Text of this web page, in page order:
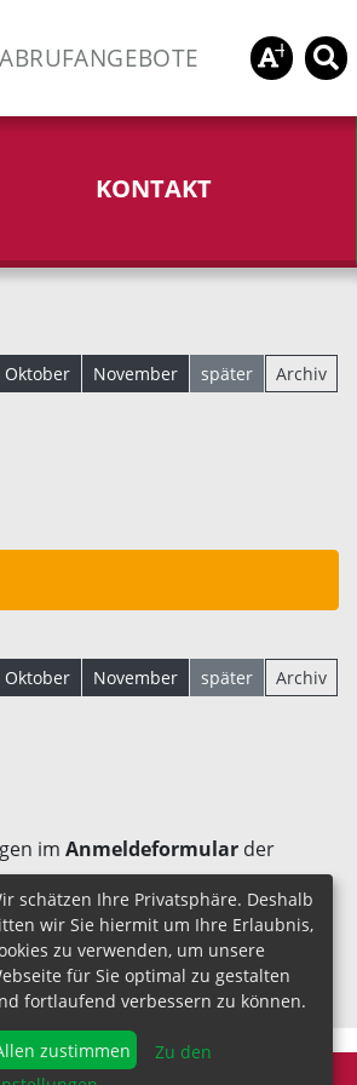
ABRUFANGEBOTE
KONTAKT
Oktober November später Archiv
Oktober November später Archiv
im Anmeldeformular der
schätzen Ihre Privatsphäre. Deshalb
wir Sie hiermit um Ihre Erlaubnis,
zu verwenden, um unsere
für Sie optimal zu gestalten
fortlaufend verbessern zu können.
zustimmen
Zu den